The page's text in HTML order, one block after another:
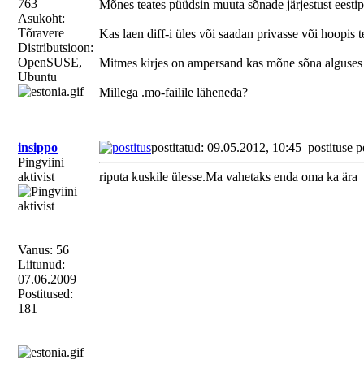
763
Asukoht:
Tõravere
Distributsioon:
OpenSUSE,
Ubuntu
Mõnes teates püüdsin muuta sõnade järjestust
Kas laen diff-i üles või saadan privasse või hoopis
Mitmes kirjes on ampersand kas mõne sõna
Millega .mo-failile läheneda?
insippo
Pingviini
aktivist
Vanus: 56
Liitunud:
07.06.2009
Postitused:
181
postitatud: 09.05.2012, 10:45 postituse
riputa kuskile ülesse.Ma vahetaks enda oma ka ära